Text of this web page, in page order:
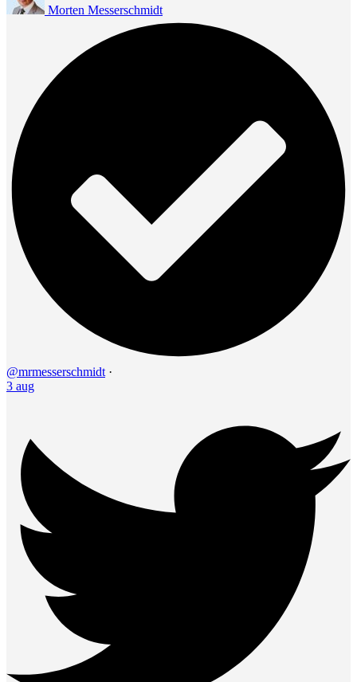
Morten Messerschmidt
@mrmesserschmidt ·
3 aug